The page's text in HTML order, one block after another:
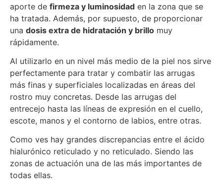
aporte de firmeza y luminosidad en la zona que se
ha tratada. Además, por supuesto, de proporcionar
una dosis extra de hidratación y brillo muy
rápidamente.
Al utilizarlo en un nivel más medio de la piel nos sirve
perfectamente para tratar y combatir las arrugas
más finas y superficiales localizadas en áreas del
rostro muy concretas. Desde las arrugas del
entrecejo hasta las líneas de expresión en el cuello,
escote, manos y el contorno de labios, entre otras.
Como ves hay grandes discrepancias entre el ácido
hialurónico reticulado y no reticulado. Siendo las
zonas de actuación una de las más importantes de
todas ellas.